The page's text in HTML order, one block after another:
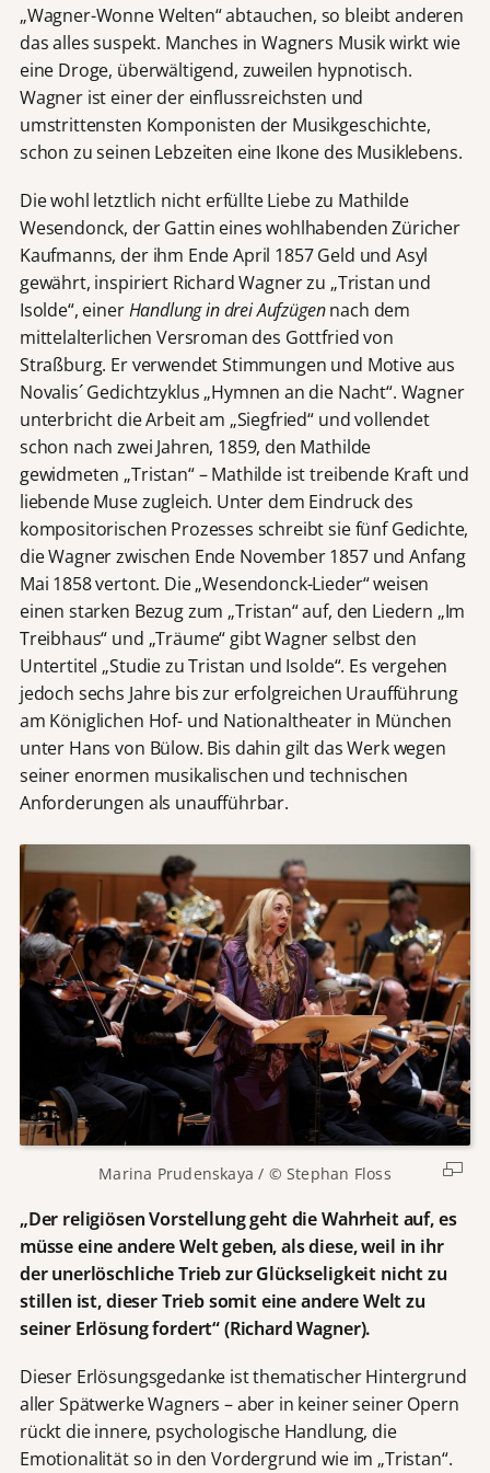
„Wagner-Wonne Welten“ abtauchen, so bleibt anderen
das alles suspekt. Manches in Wagners Musik wirkt wie
eine Droge, überwältigend, zuweilen hypnotisch.
Wagner ist einer der einflussreichsten und
umstrittensten Komponisten der Musikgeschichte,
schon zu seinen Lebzeiten eine Ikone des Musiklebens.
Die wohl letztlich nicht erfüllte Liebe zu Mathilde
Wesendonck, der Gattin eines wohlhabenden Züricher
Kaufmanns, der ihm Ende April 1857 Geld und Asyl
gewährt, inspiriert Richard Wagner zu „Tristan und
Isolde“, einerHandlung in drei Aufzügennach dem
mittelalterlichen Versroman des Gottfried von
Straßburg. Er verwendet Stimmungen und Motive aus
Novalis´ Gedichtzyklus „Hymnen an die Nacht“. Wagner
unterbricht die Arbeit am „Siegfried“ und vollendet
schon nach zwei Jahren, 1859, den Mathilde
gewidmeten „Tristan“ – Mathilde ist treibende Kraft und
liebende Muse zugleich. Unter dem Eindruck des
kompositorischen Prozesses schreibt sie fünf Gedichte,
die Wagner zwischen Ende November 1857 und Anfang
Mai 1858 vertont. Die „Wesendonck-Lieder“ weisen
einen starken Bezug zum „Tristan“ auf, den Liedern „Im
Treibhaus“ und „Träume“ gibt Wagner selbst den
Untertitel „Studie zu Tristan und Isolde“. Es vergehen
jedoch sechs Jahre bis zur erfolgreichen Uraufführung
am Königlichen Hof- und Nationaltheater in München
unter Hans von Bülow. Bis dahin gilt das Werk wegen
seiner enormen musikalischen und technischen
Anforderungen als unaufführbar.
Marina Prudenskaya / © Stephan Floss
„Der religiösen Vorstellung geht die Wahrheit auf, es
müsse eine andere Welt geben, als diese, weil in ihr
der unerlöschliche Trieb zur Glückseligkeit nicht zu
stillen ist, dieser Trieb somit eine andere Welt zu
seiner Erlösung fordert“ (Richard Wagner).
Dieser Erlösungsgedanke ist thematischer Hintergrund
aller Spätwerke Wagners – aber in keiner seiner Opern
rückt die innere, psychologische Handlung, die
Emotionalität so in den Vordergrund wie im „Tristan“.